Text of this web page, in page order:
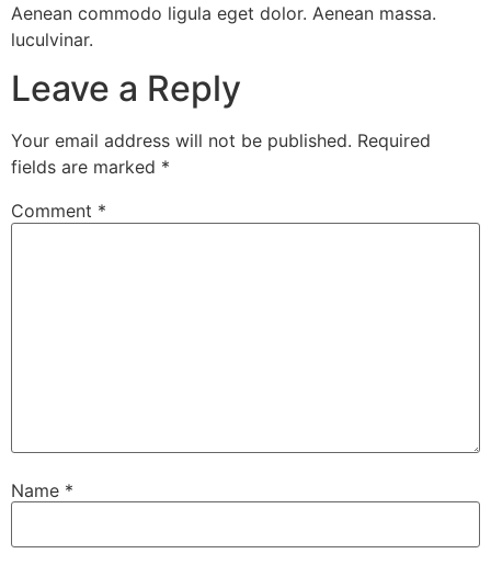
Aenean commodo ligula eget dolor. Aenean massa.
luculvinar.
Leave a Reply
Your email address will not be published. Required
fields are marked *
Comment *
Name *